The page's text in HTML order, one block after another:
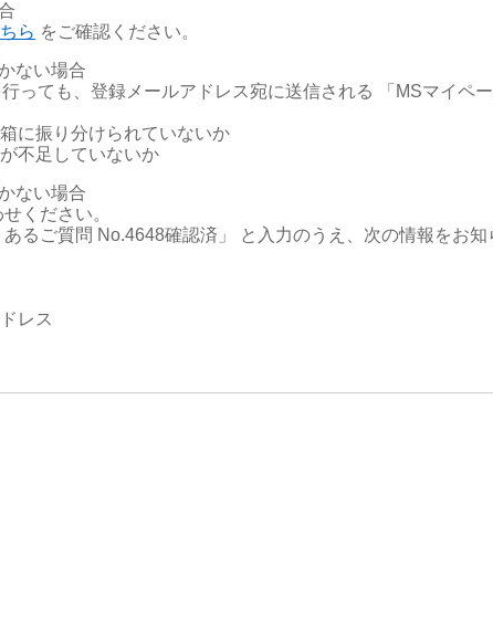
ら をご確認ください。
ない場合
っても、登録メールアドレス宛に送信される 「MSマイペ
に振り分けられていないか
不足していないか
ない場合
ください。
るご質問 No.4648確認済」 と入力のうえ、次の情報をお知
レス